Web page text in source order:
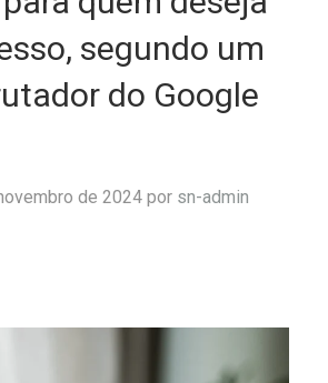
segundo um
do Google
de 2024 por sn-admin